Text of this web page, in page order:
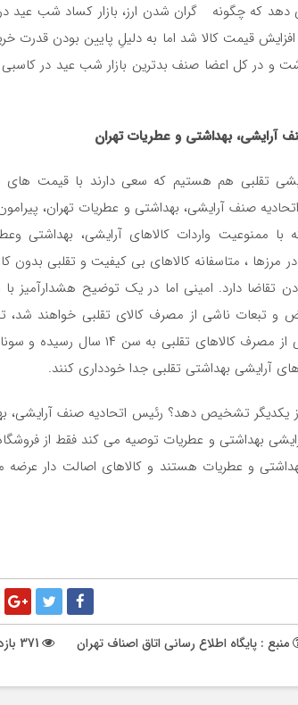
دهد که چگونه گران شدن ارز، بازار کساد شب عید
افزایش قیمت کالا شد اما به دلیلِ پایین بودن قدرت
و در کل اعضا صنف بدترین بازار شب عید در
بهداشتی و عطریات تهران
تقلبی هم هستیم که سعی دارند با قیمت های
صنف آرایشی، بهداشتی و عطریات تهران،
ممنوعیت واردات کالاهای آرایشی، بهداشتی
در مرزها ، متاسفانه کالاهای بی کیفیت و تقلبی
تقاضا دارد. امینی اما در یک توضیح هشدارآمیز
و تبعات ناشی از مصرف کالای تقلبی خواهند
طبق اعلام سازمان غذا و دارو، سرطان هایِ ناشی از مصرف
آرایشی بهداشتی تقلبی جدا خودداری کنند.
از یکدیگر تشخیص دهد؟ رئیس اتحادیه صنف آرایشی،
بهداشتی و عطریات توصیه می کند فقط از
و عطریات هستند و کالاهای اصالت دار عرضه
منبع : پایگاه اطلاع رسانی اتاق اصناف تهران